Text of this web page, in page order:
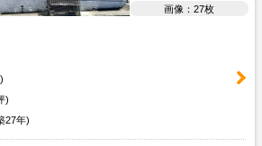
画像：27枚
)
27年)